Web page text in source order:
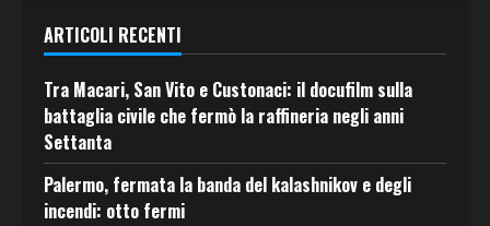
ARTICOLI RECENTI
Tra Macari, San Vito e Custonaci: il docufilm sulla
battaglia civile che fermò la raffineria negli anni
Settanta
Palermo, fermata la banda del kalashnikov e degli
incendi: otto fermi